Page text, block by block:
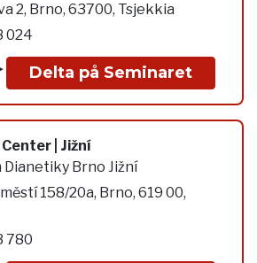
2, Brno, 63700, Tsjekkia
024
Delta på Seminaret
| Jižní
Brno Jižní
158/20a, Brno, 619 00,
780